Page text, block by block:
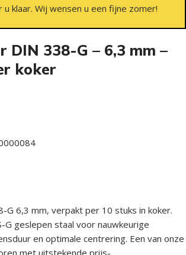
u klaar. Wij wensen u een fijne zomer!
DIN 338-G – 6,3 mm –
koker
G 6,3 mm, verpakt per 10 stuks in koker.
G geslepen staal voor nauwkeurige
en optimale centrering. Een van onze
met uitstekende prijs-